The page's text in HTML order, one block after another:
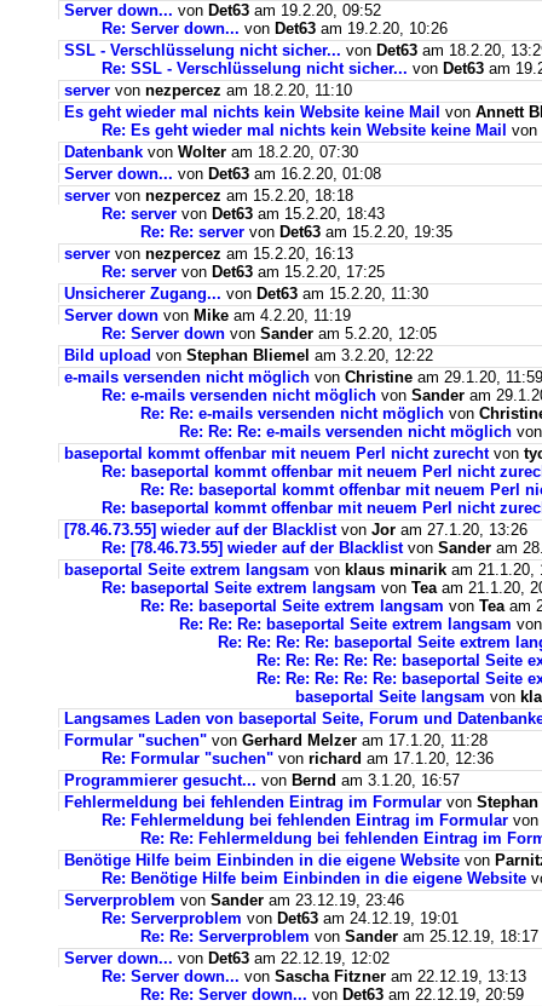
Server down... von Det63 am 19.2.20, 09:52
Re: Server down... von Det63 am 19.2.20, 10:26
SSL - Verschlüsselung nicht sicher... von Det63 am 18.2.20,
Re: SSL - Verschlüsselung nicht sicher... von Det63 am
server von nezpercez am 18.2.20, 11:10
Es geht wieder mal nichts kein Website keine Mail von Annett
Re: Es geht wieder mal nichts kein Website keine Mail von
Datenbank von Wolter am 18.2.20, 07:30
Server down... von Det63 am 16.2.20, 01:08
server von nezpercez am 15.2.20, 18:18
Re: server von Det63 am 15.2.20, 18:43
Re: Re: server von Det63 am 15.2.20, 19:35
server von nezpercez am 15.2.20, 16:13
Re: server von Det63 am 15.2.20, 17:25
Unsicherer Zugang... von Det63 am 15.2.20, 11:30
Server down von Mike am 4.2.20, 11:19
Re: Server down von Sander am 5.2.20, 12:05
Bild upload von Stephan Bliemel am 3.2.20, 12:22
e-mails versenden nicht möglich von Christine am 29.1.20, 11:59
Re: e-mails versenden nicht möglich von Sander am
Re: Re: e-mails versenden nicht möglich von
Re: Re: Re: e-mails versenden nicht möglich
baseportal kommt offenbar mit neuem Perl nicht zurechtvon
Re: baseportal kommt offenbar mit neuem Perl nicht
Re: Re: baseportal kommt offenbar mit neuem Perl
Re: baseportal kommt offenbar mit neuem Perl nicht
[78.46.73.55] wieder auf der Blacklistvon Jor am 27.1.20, 13:26
Re: [78.46.73.55] wieder auf der Blacklistvon Sander am
baseportal Seite extrem langsam von klaus minarik am 21.1.20,
Re: baseportal Seite extrem langsam von Teaam 21.1.20,
Re: Re: baseportal Seite extrem langsam von Teaam
Re: Re: Re: baseportal Seite extrem langsam
Re: Re: Re: Re: baseportal Seite extrem
Re: Re: Re: Re: Re: baseportal Seite
Re: Re: Re: Re: Re: baseportal Seite
baseportal Seite langsam von
Langsames Laden von baseportal Seite, Forum und
Formular "suchen" von Gerhard Melzer am 17.1.20, 11:28
Re: Formular "suchen" von richard am 17.1.20, 12:36
Programmierer gesucht... von Bernd am 3.1.20, 16:57
Fehlermeldung bei fehlenden Eintrag im Formular von
Re: Fehlermeldung bei fehlenden Eintrag im Formular von
Re: Re: Fehlermeldung bei fehlenden Eintrag im
Benötige Hilfe beim Einbinden in die eigene Website von
Re: Benötige Hilfe beim Einbinden in die eigene Website
Serverproblem von Sander am 23.12.19, 23:46
Re: Serverproblem von Det63 am 24.12.19, 19:01
Re: Re: Serverproblem von Sander am 25.12.19, 18:17
Server down... von Det63 am 22.12.19, 12:02
Re: Server down... von Sascha Fitzner am 22.12.19, 13:13
Re: Re: Server down... von Det63 am 22.12.19, 20:59